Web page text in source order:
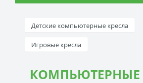
Детские компьютерные кресла
Игровые кресла
КОМПЬЮТЕРНЫЕ